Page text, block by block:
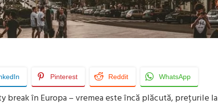
Pinterest Reddit WhatsApp
în Europa – vremea este încă plăcută, prețurile la